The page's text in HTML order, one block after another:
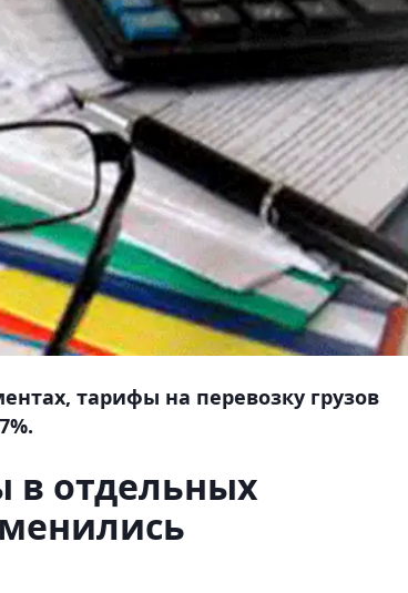
тарифы на перевозку грузов
в отдельных